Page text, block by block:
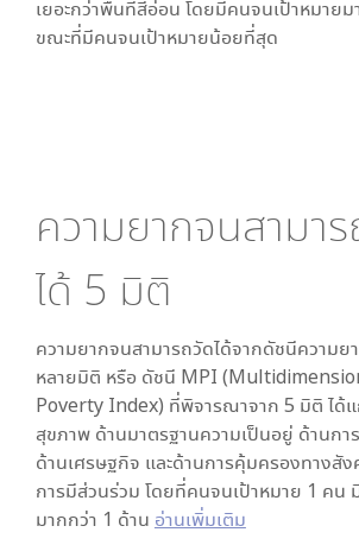
เยอะกว่าพื้นที่สีอ่อน โดยมีคนจนเป้าหมายม
ขณะที่มีคนจนเป้าหมายน้อยที่สุด
ความยากจนสามา
ได้ 5 มิติ
ความยากจนสามารถวัดได้จากดัชนีความย
หลายมิติ หรือ ดัชนี MPI
Poverty Index) ที่พิจารณาจาก 5 มิติ ได้
สุขภาพ ด้านมาตรฐานความเป็นอยู่ ด้านกา
ด้านเศรษฐกิจ และด้านการคุ้มครองทางสัง
การมีส่วนร่วม โดยที่คนจนเป้าหมาย 1 คน
มากกว่า 1 ด้าน อ่านเพิ่มเติม